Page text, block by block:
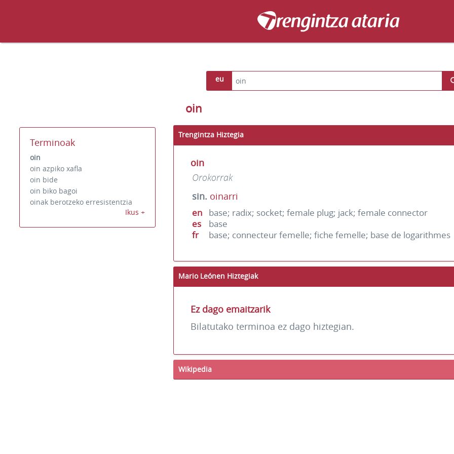
eu
Terminoak
oin
oin azpiko xafla
oin bide
oin biko bagoi
oinak berotzeko erresistentzia
Ikus +
oin
Trengintza Hiztegia
oin
Orokorrak
sin. oinarri
en
base; radix; socket; female plug; jack; female connector
es
base
fr
base; connecteur femelle; fiche femelle; base de logarithmes
Mario Leónen Hiztegiak
Ez dago emaitzarik
Bilatutako terminoa ez dago hiztegian.
Wikipedia